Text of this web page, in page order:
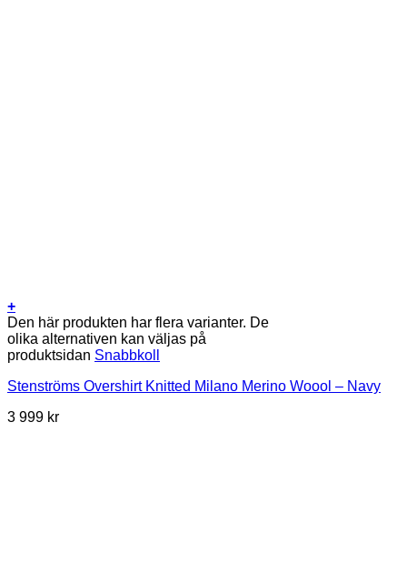
+
Den här produkten har flera varianter. De
olika alternativen kan väljas på
produktsidan Snabbkoll
Stenströms Overshirt Knitted Milano Merino Woool – Navy
3 999 kr